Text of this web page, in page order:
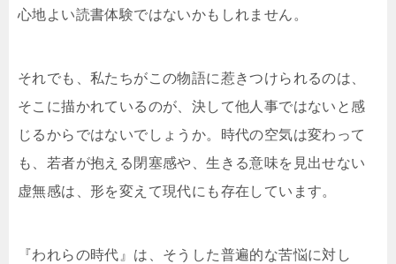
心地よい読書体験ではないかもしれません。
それでも、私たちがこの物語に惹きつけられるのは、
そこに描かれているのが、決して他人事ではないと感
じるからではないでしょうか。時代の空気は変わって
も、若者が抱える閉塞感や、生きる意味を見出せない
虚無感は、形を変えて現代にも存在しています。
『われらの時代』は、そうした普遍的な苦悩に対し